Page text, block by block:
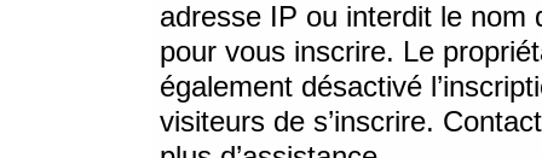
adresse IP ou interdit le nom
pour vous inscrire. Le
également désactivé
visiteurs de s’inscrire.